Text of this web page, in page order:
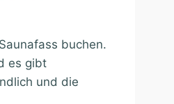
buchen.
es gibt
und die